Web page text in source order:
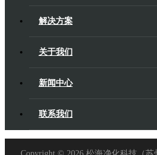
解决方案
关于我们
新闻中心
联系我们